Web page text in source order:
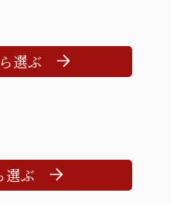
選ぶ
選ぶ